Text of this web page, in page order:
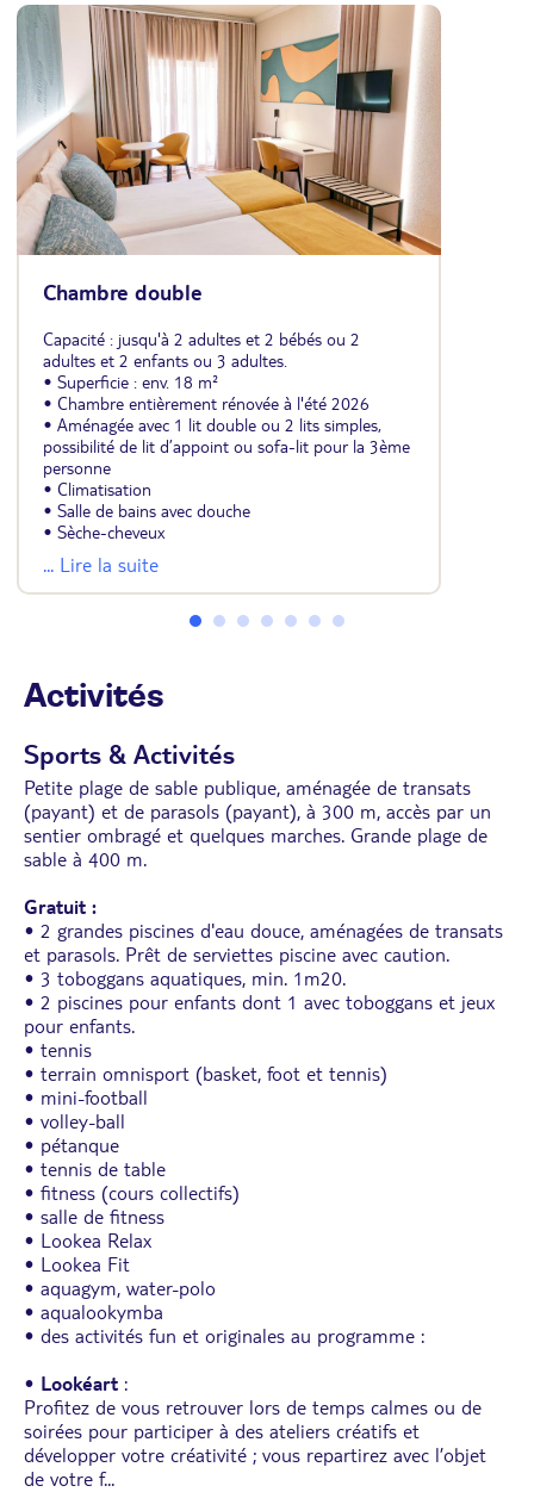
Chambre double
Capacité : jusqu'à 2 adultes et 2 bébés ou 2
adultes et 2 enfants ou 3 adultes.
• Superficie : env. 18 m²
• Chambre entièrement rénovée à l'été 2026
• Aménagée avec 1 lit double ou 2 lits simples,
possibilité de lit d’appoint ou sofa-lit pour la 3ème
personne
• Climatisation
• Salle de bains avec douche
• Sèche-cheveux
• Télévision
• Coffre-fort (payant)
• Mini-réfrigérateur
individuelles, triples et quadruples
• En option et avec supplément, la formule TOUT
suivants : accès aux boissons premium, le minibar
rempli à l'arrivée avec eau, bière et sodas (non
renouvelé durant le séjour) et 3 dîners au
restaurant à la carte (soit 1 dîner dans chaque :
Momo, Nakko et Lambaré) pour tout séjour à
partir de 7 nuits. Pour les séjours de 4 à 6 nuits : 1
Nakko ou Lambaré.
... Lire la suite
Activités
Sports & Activités
Petite plage de sable publique, aménagée de transats
(payant) et de parasols (payant), à 300 m, accès par un
sentier ombragé et quelques marches. Grande plage de
sable à 400 m.
Gratuit :
• 2 grandes piscines d'eau douce, aménagées de transats
et parasols. Prêt de serviettes piscine avec caution.
• 3 toboggans aquatiques, min. 1m20.
• 2 piscines pour enfants dont 1 avec toboggans et jeux
pour enfants.
• tennis
• terrain omnisport (basket, foot et tennis)
• mini-football
• volley-ball
• pétanque
• tennis de table
• fitness (cours collectifs)
• salle de fitness
• Lookea Relax
• Lookea Fit
• aquagym, water-polo
• aqualookymba
• des activités fun et originales au programme :
• Lookéart :
Profitez de vous retrouver lors de temps calmes ou de
soirées pour participer à des ateliers créatifs et
développer votre créativité ; vous repartirez avec l’objet
de votre f...